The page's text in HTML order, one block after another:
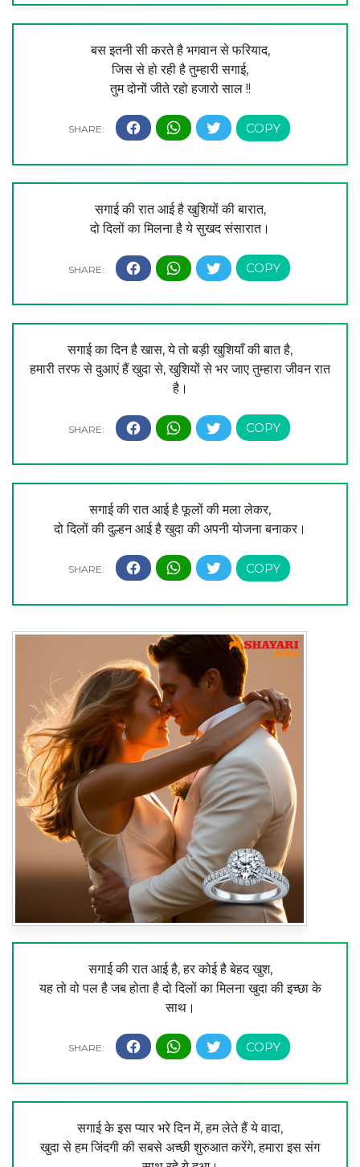
बस इतनी सी करते है भगवान से फरियाद,
जिस से हो रही है तुम्हारी सगाई,
तुम दोनों जीते रहो हजारो साल !!
सगाई की रात आई है खुशियों की बारात,
दो दिलों का मिलना है ये सुखद संसारात।
सगाई का दिन है खास, ये तो बड़ी खुशियाँ की बात है,
हमारी तरफ से दुआएं हैं खुदा से, खुशियों से भर जाए तुम्हारा जीवन रात
है।
सगाई की रात आई है फूलों की मला लेकर,
दो दिलों की दुल्हन आई है खुदा की अपनी योजना बनाकर।
सगाई की रात आई है, हर कोई है बेहद खुश,
यह तो वो पल है जब होता है दो दिलों का मिलना खुदा की इच्छा के
साथ।
सगाई के इस प्यार भरे दिन में, हम लेते हैं ये वादा,
खुदा से हम जिंदगी की सबसे अच्छी शुरुआत करेंगे, हमारा इस संग